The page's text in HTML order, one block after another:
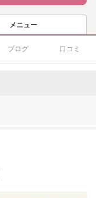
メニュー
ブログ 口コミ